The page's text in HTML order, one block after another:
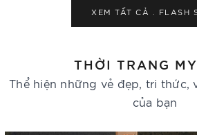
XEM TẤT CẢ . FLASH
THỜI TRANG
Thể hiện những vẻ đẹp, tri thức,
của bạn